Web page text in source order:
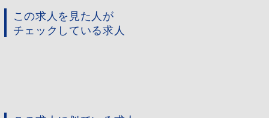
この求人を見た人が
チェックしている求人